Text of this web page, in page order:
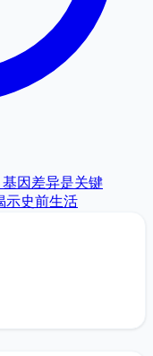
因差异是关键
示史前生活